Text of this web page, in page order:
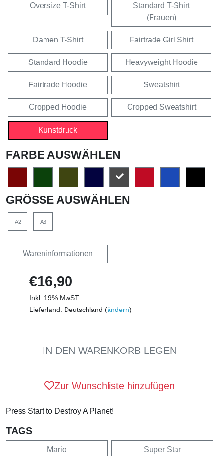
Oversize T-Shirt
Standard T-Shirt
(Frauen)
Damen T-Shirt Fairtrade Girl Shirt
Standard Hoodie Heavyweight Hoodie
Fairtrade Hoodie Sweatshirt
Cropped Hoodie Cropped Sweatshirt
Kunstdruck
FARBE AUSWÄHLEN
GRÖSSE AUSWÄHLEN
A2 A3
Wareninformationen
€16,90
Inkl. 19% MwST
Lieferland: Deutschland (ändern)
IN DEN WARENKORB LEGEN
Zur Wunschliste hinzufügen
Press Start to Destroy A Planet!
TAGS
Mario Super Star